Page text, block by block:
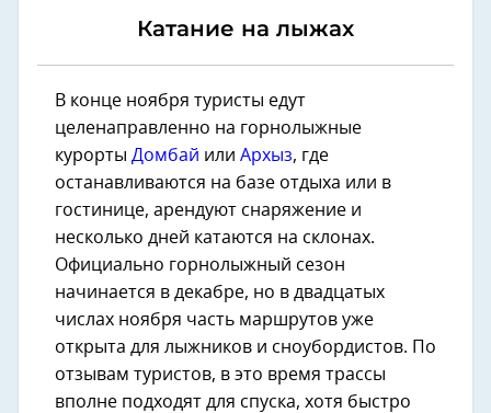
Катание на лыжах
В конце ноября туристы едут
целенаправленно на горнолыжные
курорты Домбай или Архыз, где
останавливаются на базе отдыха или в
гостинице, арендуют снаряжение и
несколько дней катаются на склонах.
Официально горнолыжный сезон
начинается в декабре, но в двадцатых
числах ноября часть маршрутов уже
открыта для лыжников и сноубордистов. По
отзывам туристов, в это время трассы
вполне подходят для спуска, хотя быстро